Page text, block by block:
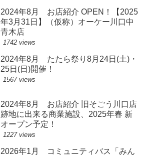
2024年8月 お店紹介 OPEN！【2025
年3月31日】（仮称）オーケー川口中
青木店
1742 views
2024年8月 たたら祭り8月24日(土)・
25日(日)開催！
1567 views
2024年8月 お店紹介 旧そごう川口店
跡地に出来る商業施設、2025年春 新
オープン予定！
1227 views
2026年1月 コミュニティバス「みん